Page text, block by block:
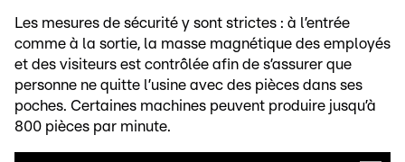
Les mesures de sécurité y sont strictes : à l’entrée
comme à la sortie, la masse magnétique des employés
et des visiteurs est contrôlée afin de s’assurer que
personne ne quitte l’usine avec des pièces dans ses
poches. Certaines machines peuvent produire jusqu’à
800 pièces par minute.